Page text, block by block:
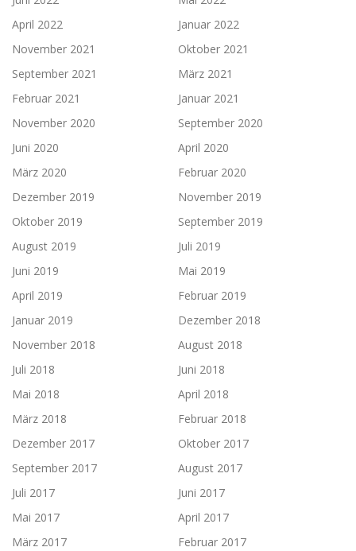
April 2022
Januar 2022
November 2021
Oktober 2021
September 2021
März 2021
Februar 2021
Januar 2021
November 2020
September 2020
Juni 2020
April 2020
März 2020
Februar 2020
Dezember 2019
November 2019
Oktober 2019
September 2019
August 2019
Juli 2019
Juni 2019
Mai 2019
April 2019
Februar 2019
Januar 2019
Dezember 2018
November 2018
August 2018
Juli 2018
Juni 2018
Mai 2018
April 2018
März 2018
Februar 2018
Dezember 2017
Oktober 2017
September 2017
August 2017
Juli 2017
Juni 2017
Mai 2017
April 2017
März 2017
Februar 2017